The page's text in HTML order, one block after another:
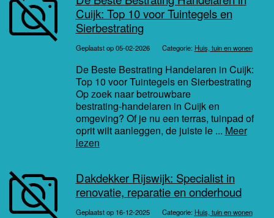
Cuijk: Top 10 voor Tuintegels en
Sierbestrating
Geplaatst op 05-02-2026 Categorie: Huis, tuin en wonen
De Beste Bestrating Handelaren in Cuijk:
Top 10 voor Tuintegels en Sierbestrating
Op zoek naar betrouwbare
bestrating‑handelaren in Cuijk en
omgeving? Of je nu een terras, tuinpad of
oprit wilt aanleggen, de juiste le ... Meer
lezen
Dakdekker Rijswijk: Specialist in
renovatie, reparatie en onderhoud
Geplaatst op 16-12-2025 Categorie: Huis, tuin en wonen